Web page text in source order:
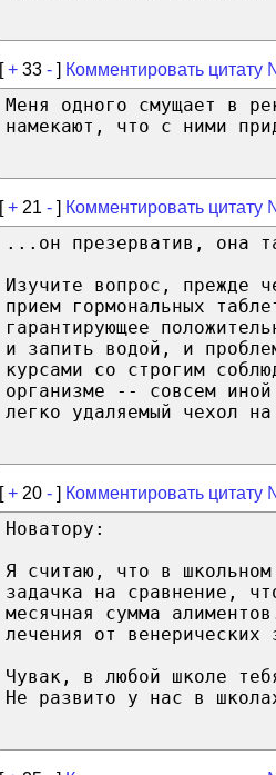
[+ 33 - ] Комментировать цитату
Меня одного смущает в
намекают, что с ними
[+ 21 - ] Комментировать цитату
...он презерватив, она
Изучите вопрос, прежде
прием гормональных
гарантирующее
и запить водой, и
курсами со строгим
организме -- совсем
легко удаляемый чехол
[+ 20 - ] Комментировать цитату
Новатору:
Я считаю, что в школьном
задачка на сравнение,
месячная сумма
лечения от
Чувак, в любой школе
Не развито у нас в